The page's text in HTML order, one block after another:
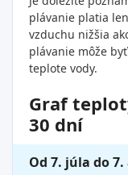
plávanie platia
vzduchu nižšia
plávanie môže
teplote vody.
Graf
30 dní
Od 7. júla do